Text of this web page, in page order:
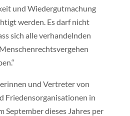
und Wiedergutmachung
werden. Es darf nicht
sich alle verhandelnden
und Vertreter von
Friedensorganisationen in
September dieses Jahres per